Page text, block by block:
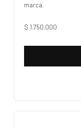
marca.
$ 1.750.000